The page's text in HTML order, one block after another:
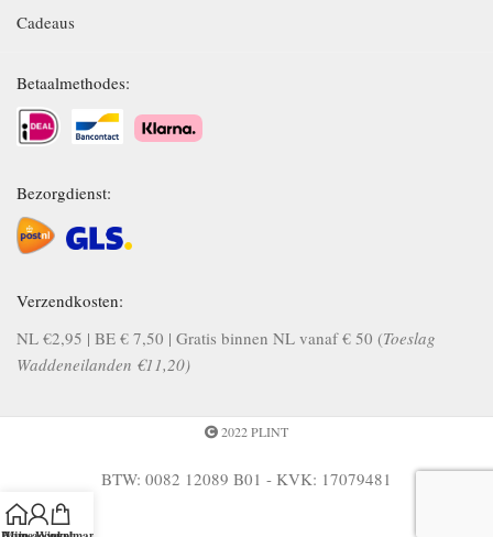
Cadeaus
Betaalmethodes:
Bezorgdienst:
Verzendkosten:
NL €2,95 | BE € 7,50 | Gratis binnen NL vanaf € 50 (Toeslag
Waddeneilanden €11,20)
2022 PLINT
BTW: 0082 12089 B01 - KVK: 17079481